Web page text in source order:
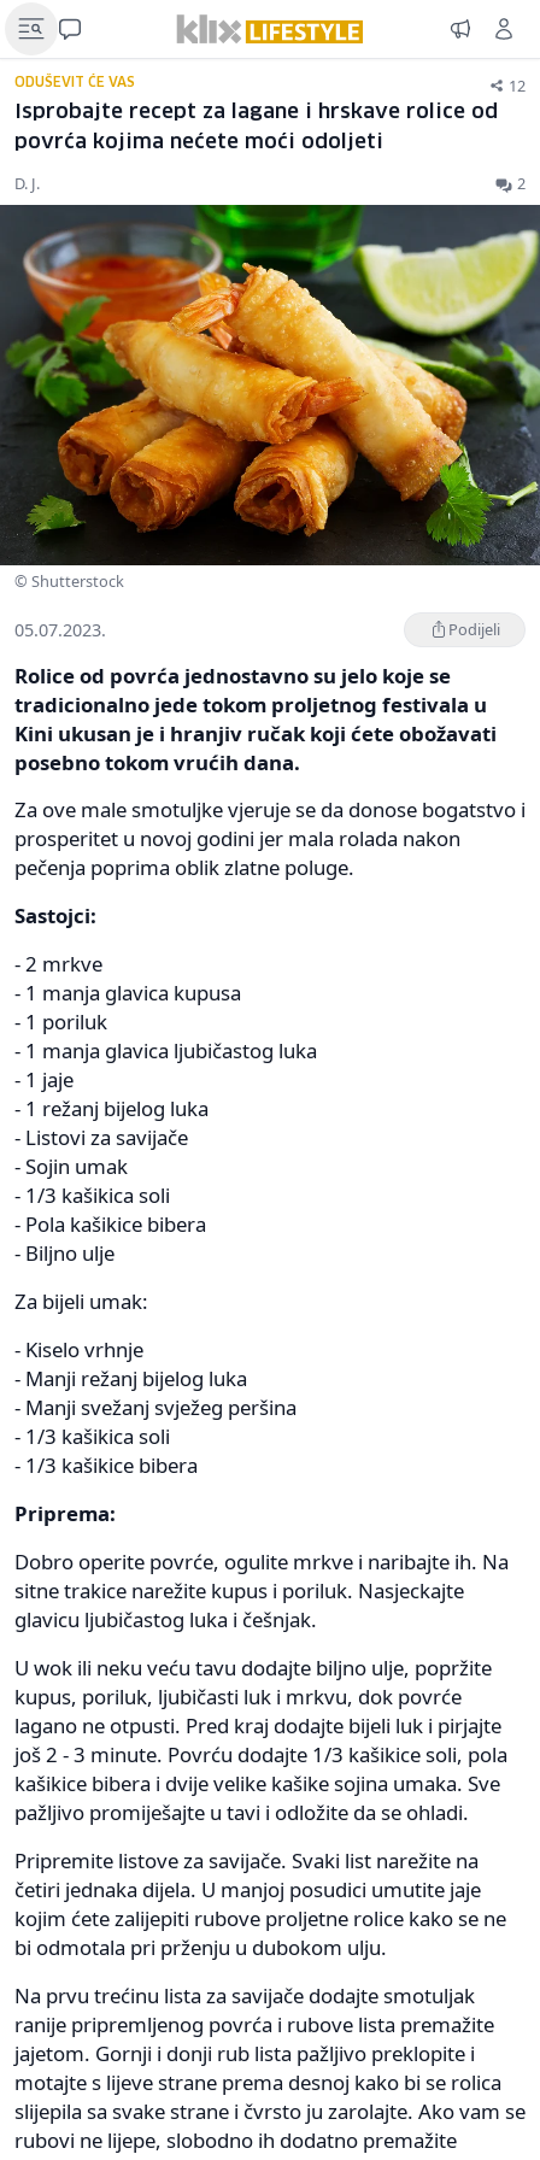
ODUŠEVIT ĆE VAS 12
Isprobajte recept za lagane i hrskave rolice od
povrća kojima nećete moći odoljeti
D. J. 2
© Shutterstock
05.07.2023. Podijeli
Rolice od povrća jednostavno su jelo koje se
tradicionalno jede tokom proljetnog festivala u
Kini ukusan je i hranjiv ručak koji ćete obožavati
posebno tokom vrućih dana.
Za ove male smotuljke vjeruje se da donose bogatstvo i
prosperitet u novoj godini jer mala rolada nakon
pečenja poprima oblik zlatne poluge.
Sastojci:
- 2 mrkve
- 1 manja glavica kupusa
- 1 poriluk
- 1 manja glavica ljubičastog luka
- 1 jaje
- 1 režanj bijelog luka
- Listovi za savijače
- Sojin umak
- 1/3 kašikica soli
- Pola kašikice bibera
- Biljno ulje
Za bijeli umak:
- Kiselo vrhnje
- Manji režanj bijelog luka
- Manji svežanj svježeg peršina
- 1/3 kašikica soli
- 1/3 kašikice bibera
Priprema:
Dobro operite povrće, ogulite mrkve i naribajte ih. Na
sitne trakice narežite kupus i poriluk. Nasjeckajte
glavicu ljubičastog luka i češnjak.
U wok ili neku veću tavu dodajte biljno ulje, popržite
kupus, poriluk, ljubičasti luk i mrkvu, dok povrće
lagano ne otpusti. Pred kraj dodajte bijeli luk i pirjajte
još 2 - 3 minute. Povrću dodajte 1/3 kašikice soli, pola
kašikice bibera i dvije velike kašike sojina umaka. Sve
pažljivo promiješajte u tavi i odložite da se ohladi.
Pripremite listove za savijače. Svaki list narežite na
četiri jednaka dijela. U manjoj posudici umutite jaje
kojim ćete zalijepiti rubove proljetne rolice kako se ne
bi odmotala pri prženju u dubokom ulju.
Na prvu trećinu lista za savijače dodajte smotuljak
ranije pripremljenog povrća i rubove lista premažite
jajetom. Gornji i donji rub lista pažljivo preklopite i
motajte s lijeve strane prema desnoj kako bi se rolica
slijepila sa svake strane i čvrsto ju zarolajte. Ako vam se
rubovi ne lijepe, slobodno ih dodatno premažite